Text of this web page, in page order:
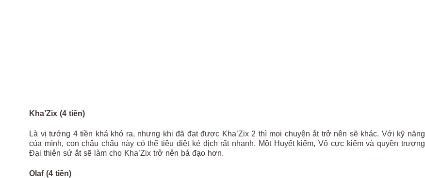
Kha’Zix (4 tiền)
Là vị tướng 4 tiền khá khó ra, nhưng khi đã đạt được Kha’Zix 2 thì mọi chuyện ắt trở nên sẽ khác. Với kỹ năng
của mình, con châu chấu này có thể tiêu diệt kẻ địch rất nhanh. Một Huyết kiếm, Vô cực kiếm và quyền trượng
Đại thiên sứ ắt sẽ làm cho Kha’Zix trở nên bá đạo hơn.
Olaf (4 tiền)